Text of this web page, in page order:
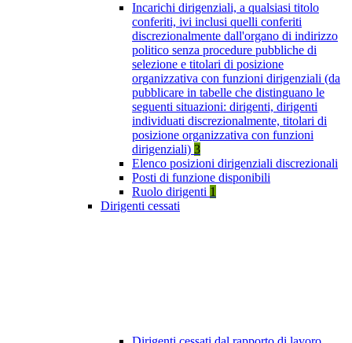
Incarichi dirigenziali, a qualsiasi titolo
conferiti, ivi inclusi quelli conferiti
discrezionalmente dall'organo di indirizzo
politico senza procedure pubbliche di
selezione e titolari di posizione
organizzativa con funzioni dirigenziali (da
pubblicare in tabelle che distinguano le
seguenti situazioni: dirigenti, dirigenti
individuati discrezionalmente, titolari di
posizione organizzativa con funzioni
dirigenziali) 3
Elenco posizioni dirigenziali discrezionali
Posti di funzione disponibili
Ruolo dirigenti 1
Dirigenti cessati